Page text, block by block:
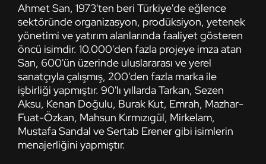
Ahmet San, 1973'ten beri Türkiye'de eğlence
sektöründe organizasyon, prodüksiyon, yetenek
yönetimi ve yatırım alanlarında faaliyet gösteren
öncü isimdir. 10.000'den fazla projeye imza atan
San, 600'ün üzerinde uluslararası ve yerel
sanatçıyla çalışmış, 200'den fazla marka ile
işbirliği yapmıştır. 90'lı yıllarda Tarkan, Sezen
Aksu, Kenan Doğulu, Burak Kut, Emrah, Mazhar-
Fuat-Özkan, Mahsun Kırmızıgül, Mirkelam,
Mustafa Sandal ve Sertab Erener gibi isimlerin
menajerliğini yapmıştır.